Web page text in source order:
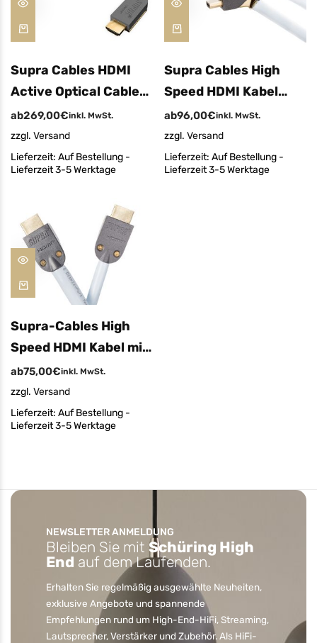
Supra Cables HDMI
Active Optical Cable
8K / HDR
ab269,00€inkl. MwSt.
zzgl. Versand
Lieferzeit: Auf Bestellung -
Lieferzeit 3-5 Werktage
Supra Cables High
Speed HDMI Kabel
MET-S/B
abnehmbaren
Stecker mit Ethernet
ab96,00€inkl. MwSt.
zzgl. Versand
Lieferzeit: Auf Bestellung -
Lieferzeit 3-5 Werktage
Supra-Cables High
Speed HDMI Kabel mit
Ethernet
ab75,00€inkl. MwSt.
zzgl. Versand
Lieferzeit: Auf Bestellung -
Lieferzeit 3-5 Werktage
NEWSLETTER ANMELDUNG
Bleiben Sie mit Schüring High
End auf dem Laufenden.
Erhalten Sie regelmäßig ausgewählte Neuheiten,
exklusive Angebote und spannende
Empfehlungen rund um High-End-HiFi, Streaming,
Lautsprecher, Verstärker und Zubehör. Als HiFi-